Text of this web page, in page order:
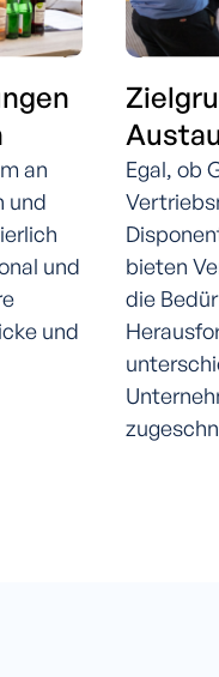
an
und
und
und
Egal, ob
bieten
die